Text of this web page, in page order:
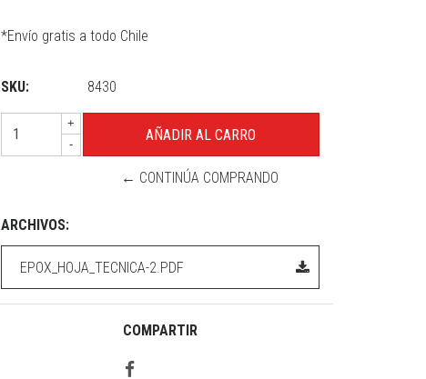
*Envío gratis a todo Chile
SKU: 8430
+
-
← CONTINÚA COMPRANDO
ARCHIVOS:
EPOX_HOJA_TECNICA-2.PDF
COMPARTIR